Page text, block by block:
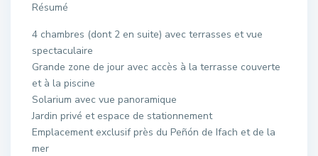
Résumé
4 chambres (dont 2 en suite) avec terrasses et vue
spectaculaire
Grande zone de jour avec accès à la terrasse couverte
et à la piscine
Solarium avec vue panoramique
Jardin privé et espace de stationnement
Emplacement exclusif près du Peñón de Ifach et de la
mer